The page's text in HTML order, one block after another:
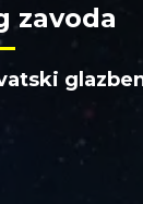
zavoda